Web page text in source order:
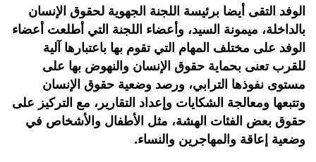
الوفد التقى أيضا برئيسة اللجنة الجهوية لحقوق الإنسان
بالداخلة، ميمونة السيد، وأعضاء اللجنة التي أطلعت أعضاء
الوفد على مختلف المهام التي تقوم بها باعتبارها آلية
للقرب تعنى بحماية حقوق الإنسان والنهوض بها على
مستوى نفوذها الترابي، ورصد وضعية حقوق الإنسان
وتتبعها ومعالجة الشكايات وإعداد التقارير، مع التركيز على
حقوق بعض الفئات الهشة، مثل الأطفال والأشخاص في
وضعية إعاقة والمهاجرين والنساء.